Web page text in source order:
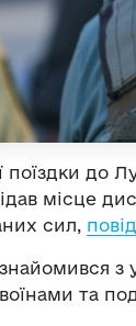
до
місце
сил,
та